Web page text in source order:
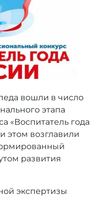
вошли в число
этапа
«Воспитатель года
этом возглавили
развития
экспертизы